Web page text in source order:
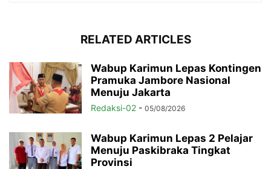
RELATED ARTICLES
Wabup Karimun Lepas Kontingen
Pramuka Jambore Nasional
Menuju Jakarta
Redaksi-02 - 05/08/2026
Wabup Karimun Lepas 2 Pelajar
Menuju Paskibraka Tingkat
Provinsi